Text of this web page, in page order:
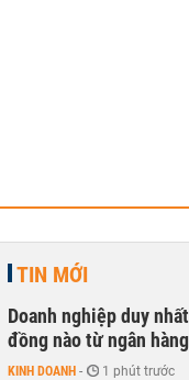
TIN MỚI
Doanh nghiệp duy
đồng nào từ ngân hàng
KINH DOANH - 1 phút trước